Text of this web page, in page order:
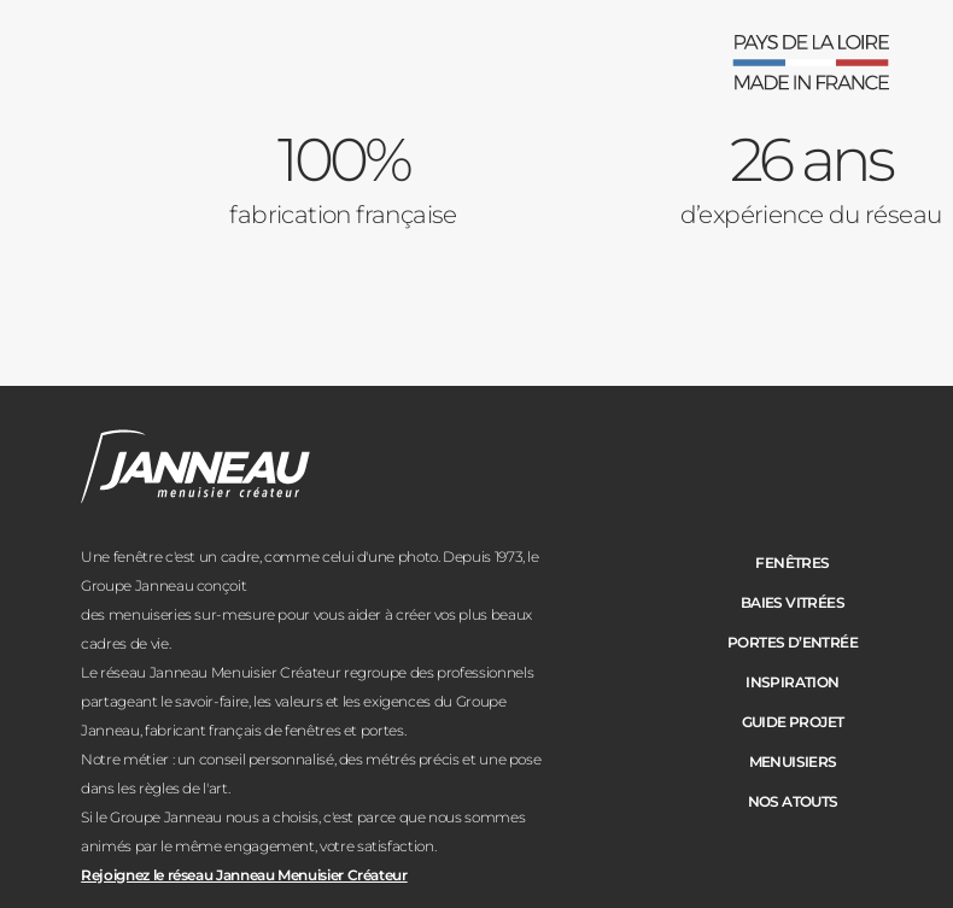
100%
fabrication française
26 ans
d’expérience du réseau
Une fenêtre c'est un cadre, comme celui d'une photo. Depuis 1973, le
Groupe Janneau conçoit
des menuiseries sur-mesure pour vous aider à créer vos plus beaux
cadres de vie.
Le réseau Janneau Menuisier Créateur regroupe des professionnels
partageant le savoir-faire, les valeurs et les exigences du Groupe
Janneau, fabricant français de fenêtres et portes.
Notre métier : un conseil personnalisé, des métrés précis et une pose
dans les règles de l'art.
Si le Groupe Janneau nous a choisis, c'est parce que nous sommes
animés par le même engagement, votre satisfaction.
Rejoignez le réseau Janneau Menuisier Créateur
FENÊTRES
BAIES VITRÉES
PORTES D’ENTRÉE
INSPIRATION
GUIDE PROJET
MENUISIERS
NOS ATOUTS
Janneau Menuisier Créateur
Note moyenne :
4.6/5